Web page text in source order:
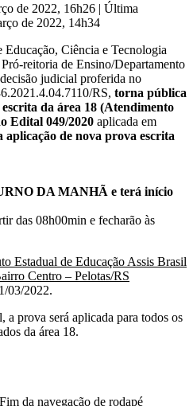
de 2022, 16h26 | Última
de 2022, 14h34
Ciência e Tecnologia
reitoria de Ensino/Departamento
judicial proferida no
RS, torna pública
da área 18 (Atendimento
Edital 049/2020 aplicada em
aplicação de nova prova escrita
DA MANHÃ e terá início
das 08h00min e fecharão às
Estadual de Educação Assis Brasil
Centro – Pelotas/RS
03/2022.
prova será aplicada para todos os
da área 18.
Fim da navegação de rodapé